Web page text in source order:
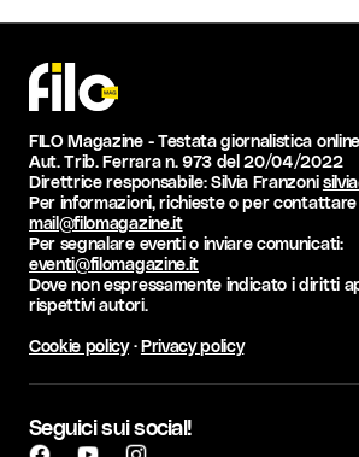
FILO Magazine - Testata giornalistica online
Aut. Trib. Ferrara n. 973 del 20/04/2022
Direttrice responsabile: Silvia Franzoni
Per informazioni, richieste o per contattare
mail@filomagazine.it
Per segnalare eventi o inviare comunicati:
eventi@filomagazine.it
Dove non espressamente indicato i diritti
rispettivi autori.
Cookie policy·Privacy policy
Seguici sui social!